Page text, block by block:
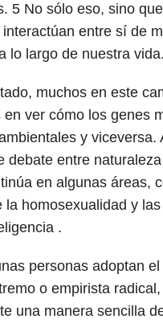
5 No sólo eso, sino
entre sí de
lo largo de nuestra vida.
muchos en este
​​en ver cómo los genes
y viceversa.
debate entre
en algunas áreas,
la homosexualidad y
.
personas adoptan
o empirista
una manera sencilla